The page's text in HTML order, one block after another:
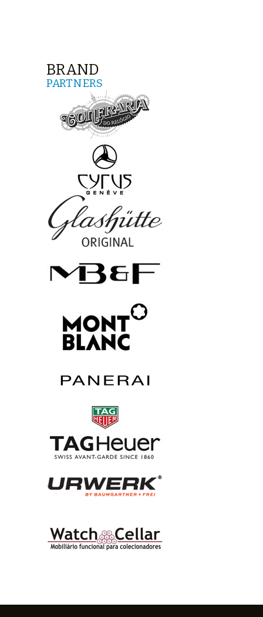
BRAND
PARTNERS